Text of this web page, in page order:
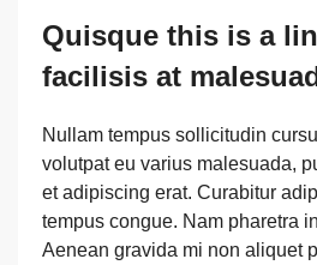
Quisque this is a
facilisis at
Nullam tempus sollicitudin
volutpat eu varius malesuada,
et adipiscing erat. Curabitur
tempus congue. Nam pharetra
Aenean gravida mi non aliquet